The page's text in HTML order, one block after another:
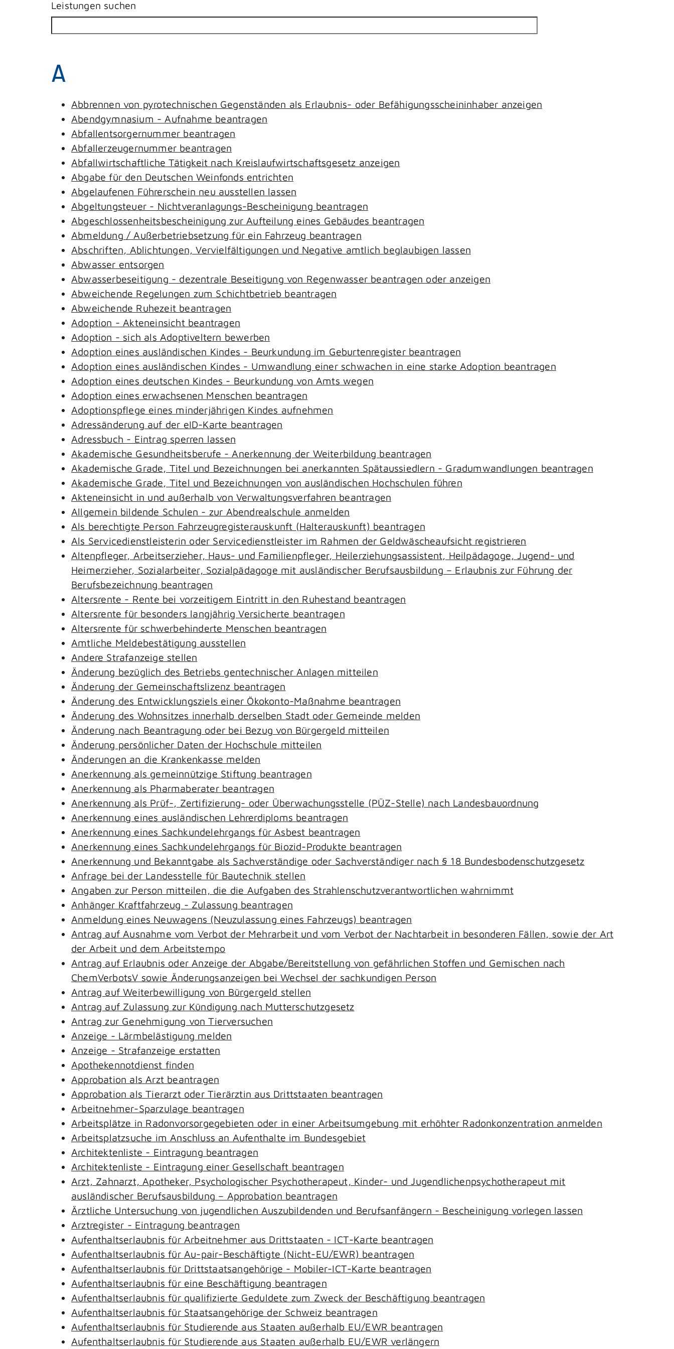
Leistungen suchen
A
Abbrennen von pyrotechnischen Gegenständen als Erlaubnis- oder Befähigungsscheininhaber anzeigen
Abendgymnasium - Aufnahme beantragen
Abfallentsorgernummer beantragen
Abfallerzeugernummer beantragen
Abfallwirtschaftliche Tätigkeit nach Kreislaufwirtschaftsgesetz anzeigen
Abgabe für den Deutschen Weinfonds entrichten
Abgelaufenen Führerschein neu ausstellen lassen
Abgeltungsteuer - Nichtveranlagungs-Bescheinigung beantragen
Abgeschlossenheitsbescheinigung zur Aufteilung eines Gebäudes beantragen
Abmeldung / Außerbetriebsetzung für ein Fahrzeug beantragen
Abschriften, Ablichtungen, Vervielfältigungen und Negative amtlich beglaubigen lassen
Abwasser entsorgen
Abwasserbeseitigung - dezentrale Beseitigung von Regenwasser beantragen oder anzeigen
Abweichende Regelungen zum Schichtbetrieb beantragen
Abweichende Ruhezeit beantragen
Adoption - Akteneinsicht beantragen
Adoption - sich als Adoptiveltern bewerben
Adoption eines ausländischen Kindes - Beurkundung im Geburtenregister beantragen
Adoption eines ausländischen Kindes - Umwandlung einer schwachen in eine starke Adoption beantragen
Adoption eines deutschen Kindes - Beurkundung von Amts wegen
Adoption eines erwachsenen Menschen beantragen
Adoptionspflege eines minderjährigen Kindes aufnehmen
Adressänderung auf der eID-Karte beantragen
Adressbuch - Eintrag sperren lassen
Akademische Gesundheitsberufe - Anerkennung der Weiterbildung beantragen
Akademische Grade, Titel und Bezeichnungen bei anerkannten Spätaussiedlern - Gradumwandlungen beantragen
Akademische Grade, Titel und Bezeichnungen von ausländischen Hochschulen führen
Akteneinsicht in und außerhalb von Verwaltungsverfahren beantragen
Allgemein bildende Schulen - zur Abendrealschule anmelden
Als berechtigte Person Fahrzeugregisterauskunft (Halterauskunft) beantragen
Als Servicedienstleisterin oder Servicedienstleister im Rahmen der Geldwäscheaufsicht registrieren
Altenpfleger, Arbeitserzieher, Haus- und Familienpfleger, Heilerziehungsassistent, Heilpädagoge, Jugend- und
Heimerzieher, Sozialarbeiter, Sozialpädagoge mit ausländischer Berufsausbildung – Erlaubnis zur Führung der
Berufsbezeichnung beantragen
Altersrente - Rente bei vorzeitigem Eintritt in den Ruhestand beantragen
Altersrente für besonders langjährig Versicherte beantragen
Altersrente für schwerbehinderte Menschen beantragen
Amtliche Meldebestätigung ausstellen
Andere Strafanzeige stellen
Änderung bezüglich des Betriebs gentechnischer Anlagen mitteilen
Änderung der Gemeinschaftslizenz beantragen
Änderung des Entwicklungsziels einer Ökokonto-Maßnahme beantragen
Änderung des Wohnsitzes innerhalb derselben Stadt oder Gemeinde melden
Änderung nach Beantragung oder bei Bezug von Bürgergeld mitteilen
Änderung persönlicher Daten der Hochschule mitteilen
Änderungen an die Krankenkasse melden
Anerkennung als gemeinnützige Stiftung beantragen
Anerkennung als Pharmaberater beantragen
Anerkennung als Prüf-, Zertifizierung- oder Überwachungsstelle (PÜZ-Stelle) nach Landesbauordnung
Anerkennung eines ausländischen Lehrerdiploms beantragen
Anerkennung eines Sachkundelehrgangs für Asbest beantragen
Anerkennung eines Sachkundelehrgangs für Biozid-Produkte beantragen
Anerkennung und Bekanntgabe als Sachverständige oder Sachverständiger nach § 18 Bundesbodenschutzgesetz
Anfrage bei der Landesstelle für Bautechnik stellen
Angaben zur Person mitteilen, die die Aufgaben des Strahlenschutzverantwortlichen wahrnimmt
Anhänger Kraftfahrzeug - Zulassung beantragen
Anmeldung eines Neuwagens (Neuzulassung eines Fahrzeugs) beantragen
Antrag auf Ausnahme vom Verbot der Mehrarbeit und vom Verbot der Nachtarbeit in besonderen Fällen, sowie der Art
der Arbeit und dem Arbeitstempo
Antrag auf Erlaubnis oder Anzeige der Abgabe/Bereitstellung von gefährlichen Stoffen und Gemischen nach
ChemVerbotsV sowie Änderungsanzeigen bei Wechsel der sachkundigen Person
Antrag auf Weiterbewilligung von Bürgergeld stellen
Antrag auf Zulassung zur Kündigung nach Mutterschutzgesetz
Antrag zur Genehmigung von Tierversuchen
Anzeige - Lärmbelästigung melden
Anzeige - Strafanzeige erstatten
Apothekennotdienst finden
Approbation als Arzt beantragen
Approbation als Tierarzt oder Tierärztin aus Drittstaaten beantragen
Arbeitnehmer-Sparzulage beantragen
Arbeitsplätze in Radonvorsorgegebieten oder in einer Arbeitsumgebung mit erhöhter Radonkonzentration anmelden
Arbeitsplatzsuche im Anschluss an Aufenthalte im Bundesgebiet
Architektenliste - Eintragung beantragen
Architektenliste - Eintragung einer Gesellschaft beantragen
Arzt, Zahnarzt, Apotheker, Psychologischer Psychotherapeut, Kinder- und Jugendlichenpsychotherapeut mit
ausländischer Berufsausbildung – Approbation beantragen
Ärztliche Untersuchung von jugendlichen Auszubildenden und Berufsanfängern - Bescheinigung vorlegen lassen
Arztregister - Eintragung beantragen
Aufenthaltserlaubnis für Arbeitnehmer aus Drittstaaten - ICT-Karte beantragen
Aufenthaltserlaubnis für Au-pair-Beschäftigte (Nicht-EU/EWR) beantragen
Aufenthaltserlaubnis für Drittstaatsangehörige - Mobiler-ICT-Karte beantragen
Aufenthaltserlaubnis für eine Beschäftigung beantragen
Aufenthaltserlaubnis für qualifizierte Geduldete zum Zweck der Beschäftigung beantragen
Aufenthaltserlaubnis für Staatsangehörige der Schweiz beantragen
Aufenthaltserlaubnis für Studierende aus Staaten außerhalb EU/EWR beantragen
Aufenthaltserlaubnis für Studierende aus Staaten außerhalb EU/EWR verlängern